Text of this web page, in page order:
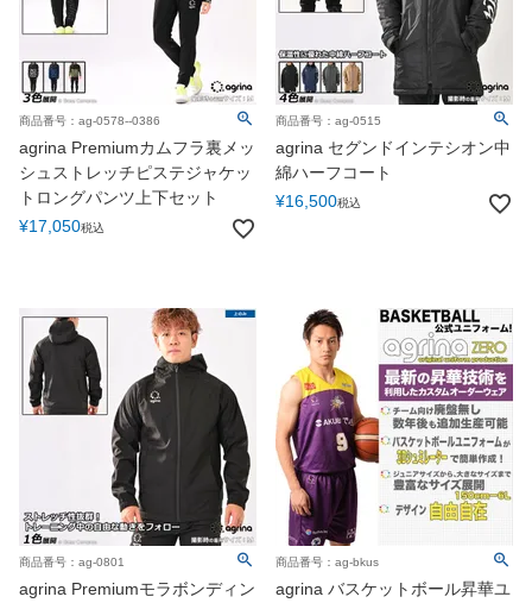
商品番号：ag-0578--0386
agrina Premiumカムフラ裏メッ
シュストレッチピステジャケッ
トロングパンツ上下セット
¥17,050税込
商品番号：ag-0515
agrina セグンドインテシオン中
綿ハーフコート
¥16,500税込
商品番号：ag-0801
agrina Premiumモラボンディン
商品番号：ag-bkus
agrina バスケットボール昇華ユ